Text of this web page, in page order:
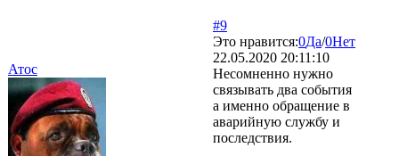
Атос
#9
Это нравится:0Да/0Нет
22.05.2020 20:11:10
Несомненно нужно
связывать два события
а именно обращение в
аварийную службу и
последствия.